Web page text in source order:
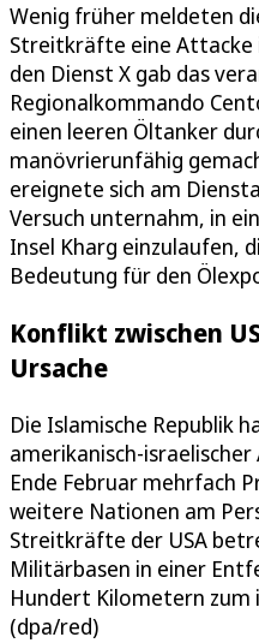
Wenig früher meldeten
Streitkräfte eine Attacke
den Dienst X gab das
Regionalkommando
einen leeren Öltanker
manövrierunfähig
ereignete sich am
Versuch unternahm, in
Insel Kharg einzulaufen,
Bedeutung für den
Konflikt zwischen
Ursache
Die Islamische Republik
amerikanisch-
Ende Februar mehrfach
weitere Nationen am
Streitkräfte der USA
Militärbasen in einer
Hundert Kilometern
(dpa/red)